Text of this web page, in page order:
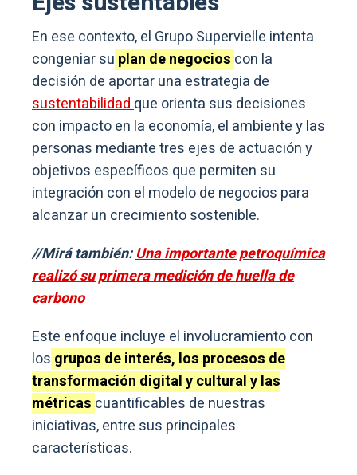
En ese contexto, el Grupo Supervielle intenta
congeniar su plan de negocios con la
decisión de aportar una estrategia de
sustentabilidadque orienta sus decisiones
con impacto en la economía, el ambiente y las
personas mediante tres ejes de actuación y
objetivos específicos que permiten su
integración con el modelo de negocios para
alcanzar un crecimiento sostenible.
//Mirá también:Una importante petroquímica
realizó su primera medición de huella de
carbono
Este enfoque incluye el involucramiento con
los grupos de interés, los procesos de
transformación digital y cultural y las
métricas cuantificables de nuestras
iniciativas, entre sus principales
características.